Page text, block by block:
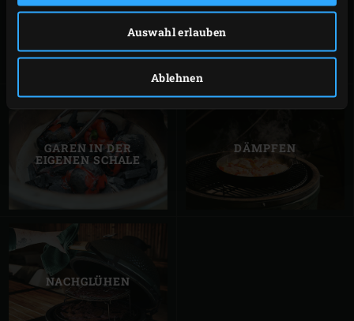
Auswahl erlauben
Ablehnen
SCHMOREN WOK-GERICHTE
GAREN IN DER
EIGENEN SCHALE
DÄMPFEN
NACHGLÜHEN